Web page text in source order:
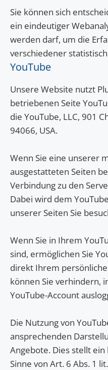
Sie können sich
ein eindeutiger
werden darf, um die
verschiedener
YouTube
Unsere Website nutzt
betriebenen Seite
die YouTube, LLC, 901
94066, USA.
Wenn Sie eine unserer
ausgestatteten Seiten
Verbindung zu den
Dabei wird dem
unserer Seiten Sie
Wenn Sie in Ihrem
sind, ermöglichen Sie
direkt Ihrem
können Sie verhindern,
YouTube-Account
Die Nutzung von
ansprechenden
Angebote. Dies stellt
Sinne von Art. 6 Abs. 1